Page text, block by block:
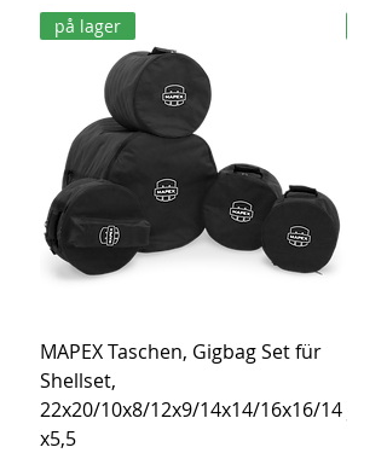
på lager
MAPEX Taschen, Gigbag Set für
Shellset,
22x20/10x8/12x9/14x14/16x16/14
x5,5
Pris